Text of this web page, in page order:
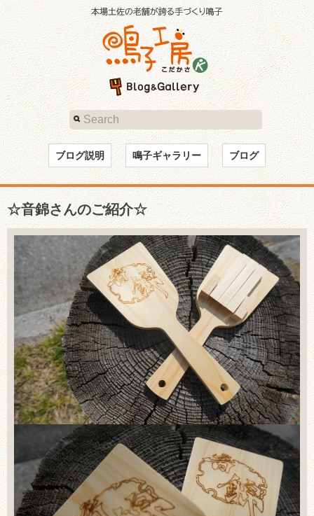
ブログ説明 鳴子ギャラリー ブログ
☆音錦さんのご紹介☆